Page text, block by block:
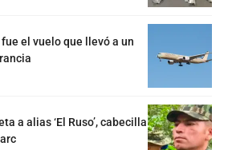
el vuelo que llevó a un
a alias ‘El Ruso’, cabecilla